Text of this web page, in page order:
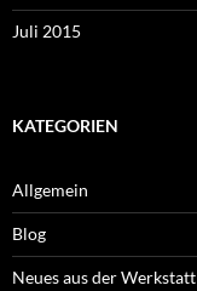
Juli 2015
KATEGORIEN
Allgemein
Blog
Neues aus der Werkstatt